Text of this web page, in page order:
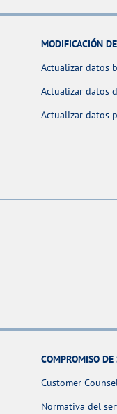
MODIFICACIÓN
Actualizar datos
Actualizar datos
Actualizar datos
COMPROMISO DE
Customer
Normativa del